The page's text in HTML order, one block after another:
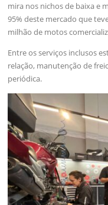
mira nos nichos de baixa e
95% deste mercado que
milhão de motos
Entre os serviços inclusos
relação, manutenção de
periódica.